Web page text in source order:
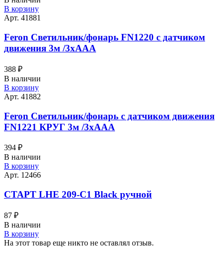
В корзину
Арт. 41881
Feron Светильник/фонарь FN1220 с датчиком
движения 3м /3хААА
388 ₽
В наличии
В корзину
Арт. 41882
Feron Светильник/фонарь с датчиком движения
FN1221 КРУГ 3м /3хААА
394 ₽
В наличии
В корзину
Арт. 12466
СТАРТ LHE 209-C1 Black ручной
87 ₽
В наличии
В корзину
На этот товар еще никто не оставлял отзыв.